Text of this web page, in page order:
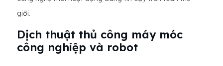
giới.
Dịch thuật thủ công máy móc
công nghiệp và robot